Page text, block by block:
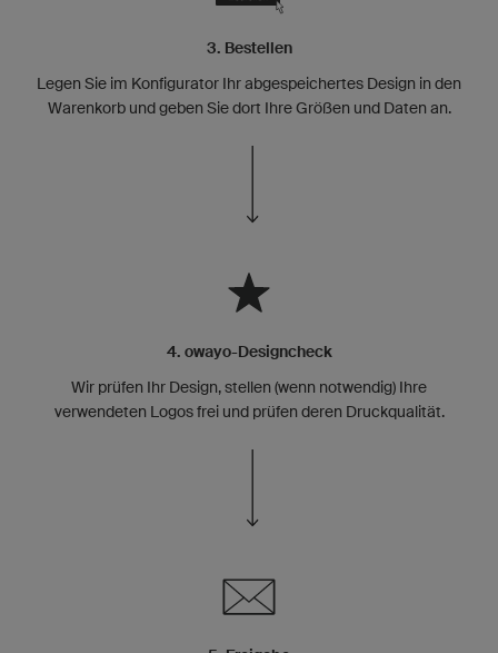
3. Bestellen
Legen Sie im Konfigurator Ihr abgespeichertes Design in den
Warenkorb und geben Sie dort Ihre Größen und Daten an.
4. owayo-Designcheck
Wir prüfen Ihr Design, stellen (wenn notwendig) Ihre
verwendeten Logos frei und prüfen deren Druckqualität.